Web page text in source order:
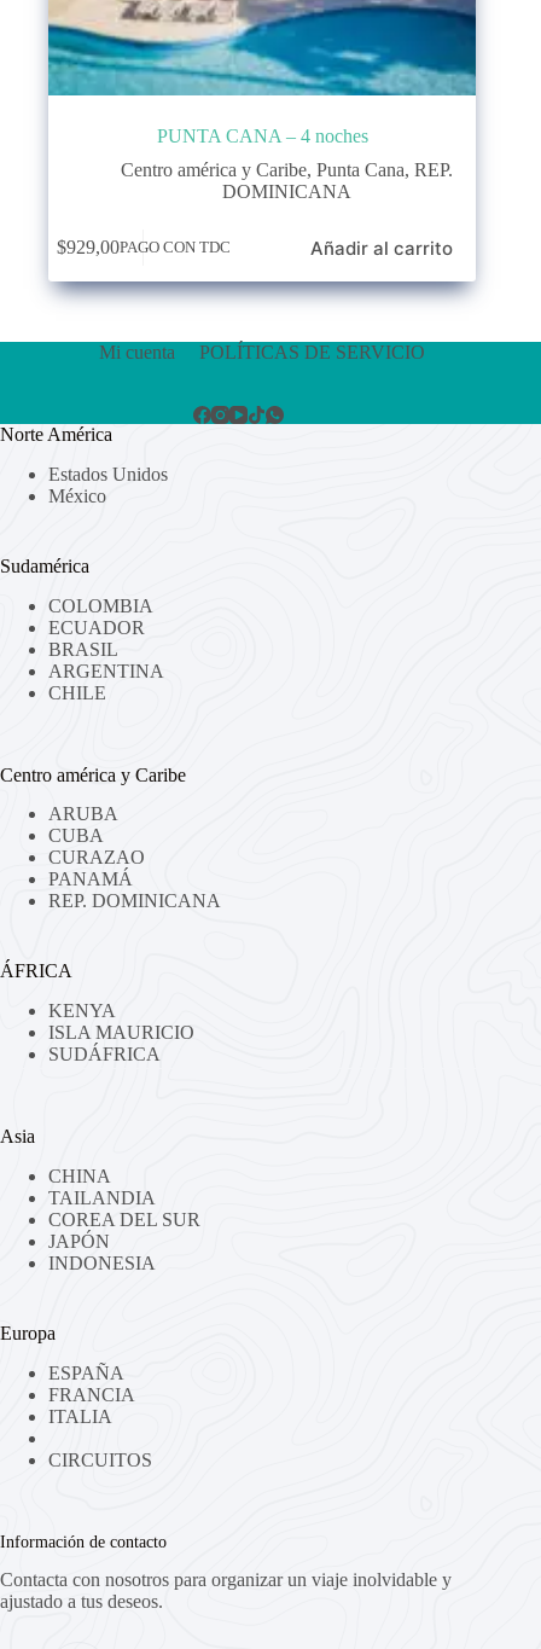
PUNTA CANA – 4 noches
Centro américa y Caribe, Punta Cana, REP.
DOMINICANA
$929,00PAGO CON TDC Añadir al carrito
Mi cuenta POLÍTICAS DE SERVICIO
Norte América
Estados Unidos
México
Sudamérica
COLOMBIA
ECUADOR
BRASIL
ARGENTINA
CHILE
Centro américa y Caribe
ARUBA
CUBA
CURAZAO
PANAMÁ
REP. DOMINICANA
ÁFRICA
KENYA
ISLA MAURICIO
SUDÁFRICA
Asia
CHINA
TAILANDIA
COREA DEL SUR
JAPÓN
INDONESIA
Europa
ESPAÑA
FRANCIA
ITALIA
CIRCUITOS
Información de contacto
Contacta con nosotros para organizar un viaje inolvidable y
ajustado a tus deseos.